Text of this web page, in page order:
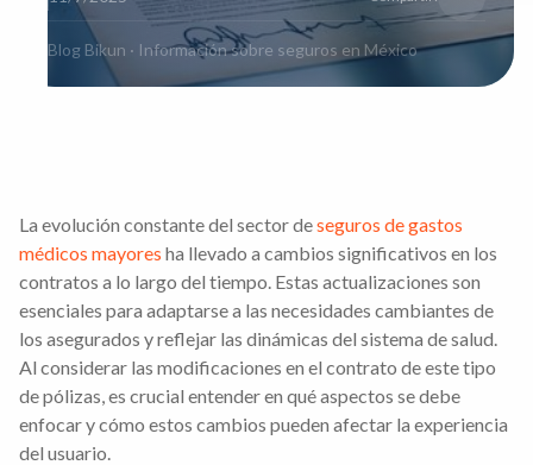
Blog Bikun · Información sobre seguros en México
La evolución constante del sector deseguros de gastos
médicos mayores ha llevado a cambios significativos en los
contratos a lo largo del tiempo. Estas actualizaciones son
esenciales para adaptarse a las necesidades cambiantes de
los asegurados y reflejar las dinámicas del sistema de salud.
Al considerar las modificaciones en el contrato de este tipo
de pólizas, es crucial entender en qué aspectos se debe
enfocar y cómo estos cambios pueden afectar la experiencia
del usuario.